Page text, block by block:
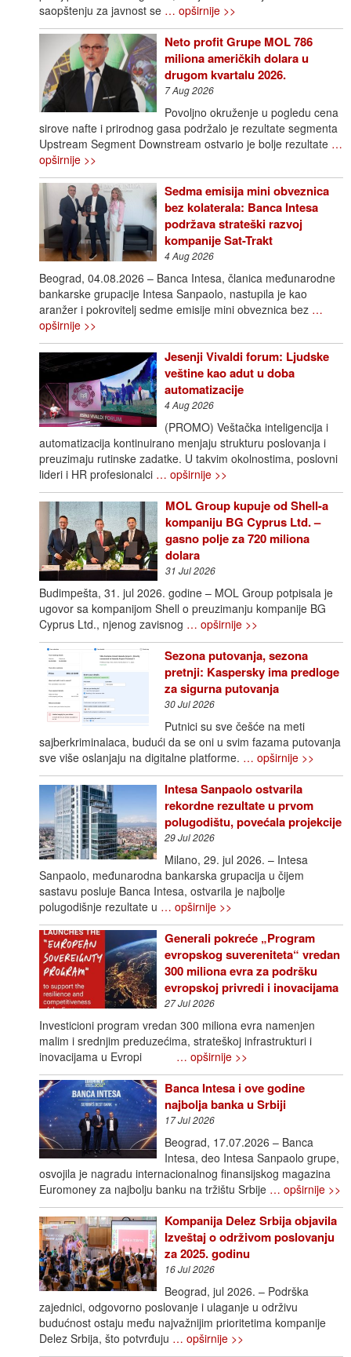
saopštenju za javnost se … opširnije >>
Neto profit Grupe MOL 786
miliona američkih dolara u
drugom kvartalu 2026.
7 Aug 2026
Povoljno okruženje u pogledu cena
sirove nafte i prirodnog gasa podržalo je rezultate segmenta
Upstream Segment Downstream ostvario je bolje rezultate …
opširnije >>
Sedma emisija mini obveznica
bez kolaterala: Banca Intesa
podržava strateški razvoj
kompanije Sat-Trakt
4 Aug 2026
Beograd, 04.08.2026 – Banca Intesa, članica međunarodne
bankarske grupacije Intesa Sanpaolo, nastupila je kao
aranžer i pokrovitelj sedme emisije mini obveznica bez …
opširnije >>
Jesenji Vivaldi forum: Ljudske
veštine kao adut u doba
automatizacije
4 Aug 2026
(PROMO) Veštačka inteligencija i
automatizacija kontinuirano menjaju strukturu poslovanja i
preuzimaju rutinske zadatke. U takvim okolnostima, poslovni
lideri i HR profesionalci … opširnije >>
MOL Group kupuje od Shell-a
kompaniju BG Cyprus Ltd. –
gasno polje za 720 miliona
dolara
31 Jul 2026
Budimpešta, 31. jul 2026. godine – MOL Group potpisala je
ugovor sa kompanijom Shell o preuzimanju kompanije BG
Cyprus Ltd., njenog zavisnog … opširnije >>
Sezona putovanja, sezona
pretnji: Kaspersky ima predloge
za sigurna putovanja
30 Jul 2026
Putnici su sve češće na meti
sajberkriminalaca, budući da se oni u svim fazama putovanja
sve više oslanjaju na digitalne platforme. … opširnije >>
Intesa Sanpaolo ostvarila
rekordne rezultate u prvom
polugodištu, povećala projekcije
29 Jul 2026
Milano, 29. jul 2026. – Intesa
Sanpaolo, međunarodna bankarska grupacija u čijem
sastavu posluje Banca Intesa, ostvarila je najbolje
polugodišnje rezultate u … opširnije >>
Generali pokreće „Program
evropskog suvereniteta“ vredan
300 miliona evra za podršku
evropskoj privredi i inovacijama
27 Jul 2026
Investicioni program vredan 300 miliona evra namenjen
malim i srednjim preduzećima, strateškoj infrastrukturi i
inovacijama u Evropi … opširnije >>
Banca Intesa i ove godine
najbolja banka u Srbiji
17 Jul 2026
Beograd, 17.07.2026 – Banca
Intesa, deo Intesa Sanpaolo grupe,
osvojila je nagradu internacionalnog finansijskog magazina
Euromoney za najbolju banku na tržištu Srbije … opširnije >>
Kompanija Delez Srbija objavila
Izveštaj o održivom poslovanju
za 2025. godinu
16 Jul 2026
Beograd, jul 2026. – Podrška
zajednici, odgovorno poslovanje i ulaganje u održivu
budućnost ostaju među najvažnijim prioritetima kompanije
Delez Srbija, što potvrđuju … opširnije >>